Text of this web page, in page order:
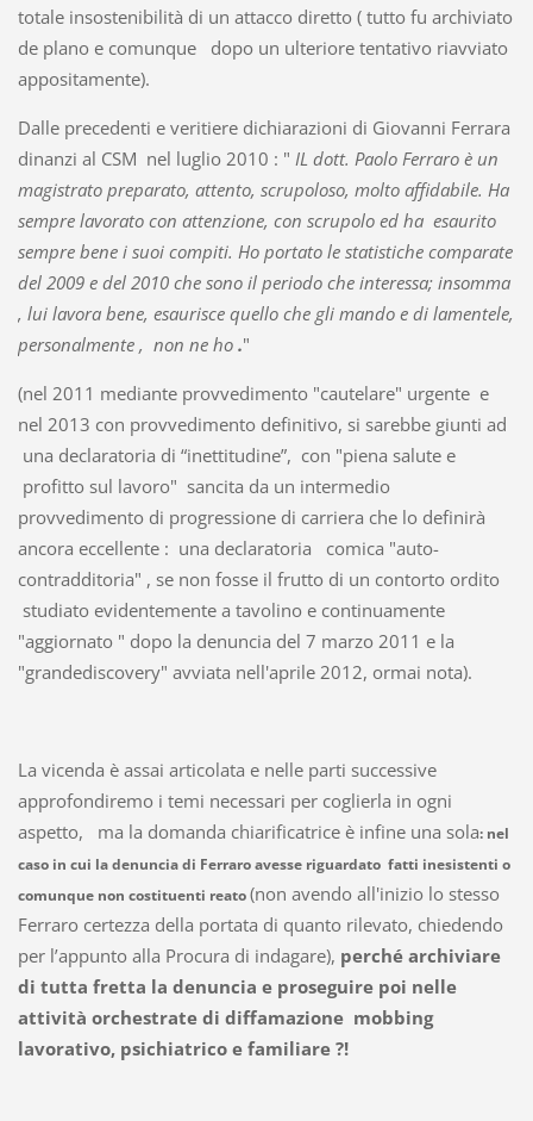
totale insostenibilità di un attacco diretto ( tutto fu archiviato
de plano e comunque dopo un ulteriore tentativo riavviato
appositamente).
Dalle precedenti e veritiere dichiarazioni di Giovanni Ferrara
dinanzi al CSM nel luglio 2010 : " IL dott. Paolo Ferraro è un
magistrato preparato, attento, scrupoloso, molto affidabile. Ha
sempre lavorato con attenzione, con scrupolo ed ha esaurito
sempre bene i suoi compiti. Ho portato le statistiche comparate
del 2009 e del 2010 che sono il periodo che interessa; insomma
, lui lavora bene, esaurisce quello che gli mando e di lamentele,
personalmente , non ne ho."
(nel 2011 mediante provvedimento "cautelare" urgente e
nel 2013 con provvedimento definitivo, si sarebbe giunti ad
una declaratoria di “inettitudine”, con "piena salute e
profitto sul lavoro" sancita da un intermedio
provvedimento di progressione di carriera che lo definirà
ancora eccellente : una declaratoria comica "auto-
contradditoria" , se non fosse il frutto di un contorto ordito
studiato evidentemente a tavolino e continuamente
"aggiornato " dopo la denuncia del 7 marzo 2011 e la
"grandediscovery" avviata nell'aprile 2012, ormai nota).
La vicenda è assai articolata e nelle parti successive
approfondiremo i temi necessari per coglierla in ogni
aspetto, ma la domanda chiarificatrice è infine una sola: nel
caso in cui la denuncia di Ferraro avesse riguardato fatti inesistenti o
comunque non costituenti reato(non avendo all'inizio lo stesso
Ferraro certezza della portata di quanto rilevato, chiedendo
per l’appunto alla Procura di indagare), perché archiviare
di tutta fretta la denuncia e proseguire poi nelle
attività orchestrate di diffamazione mobbing
lavorativo, psichiatrico e familiare ?!